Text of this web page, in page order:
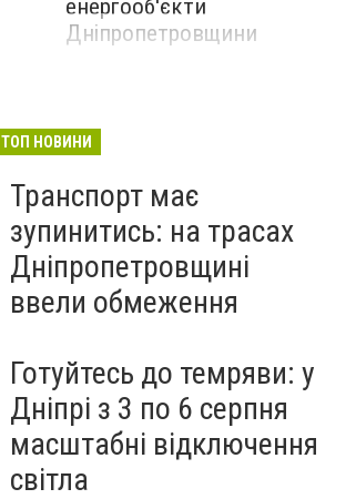
енергооб'єкти
Дніпропетровщини
ТОП НОВИНИ
Транспорт має
зупинитись: на трасах
Дніпропетровщині
ввели обмеження
Готуйтесь до темряви: у
Дніпрі з 3 по 6 серпня
масштабні відключення
світла